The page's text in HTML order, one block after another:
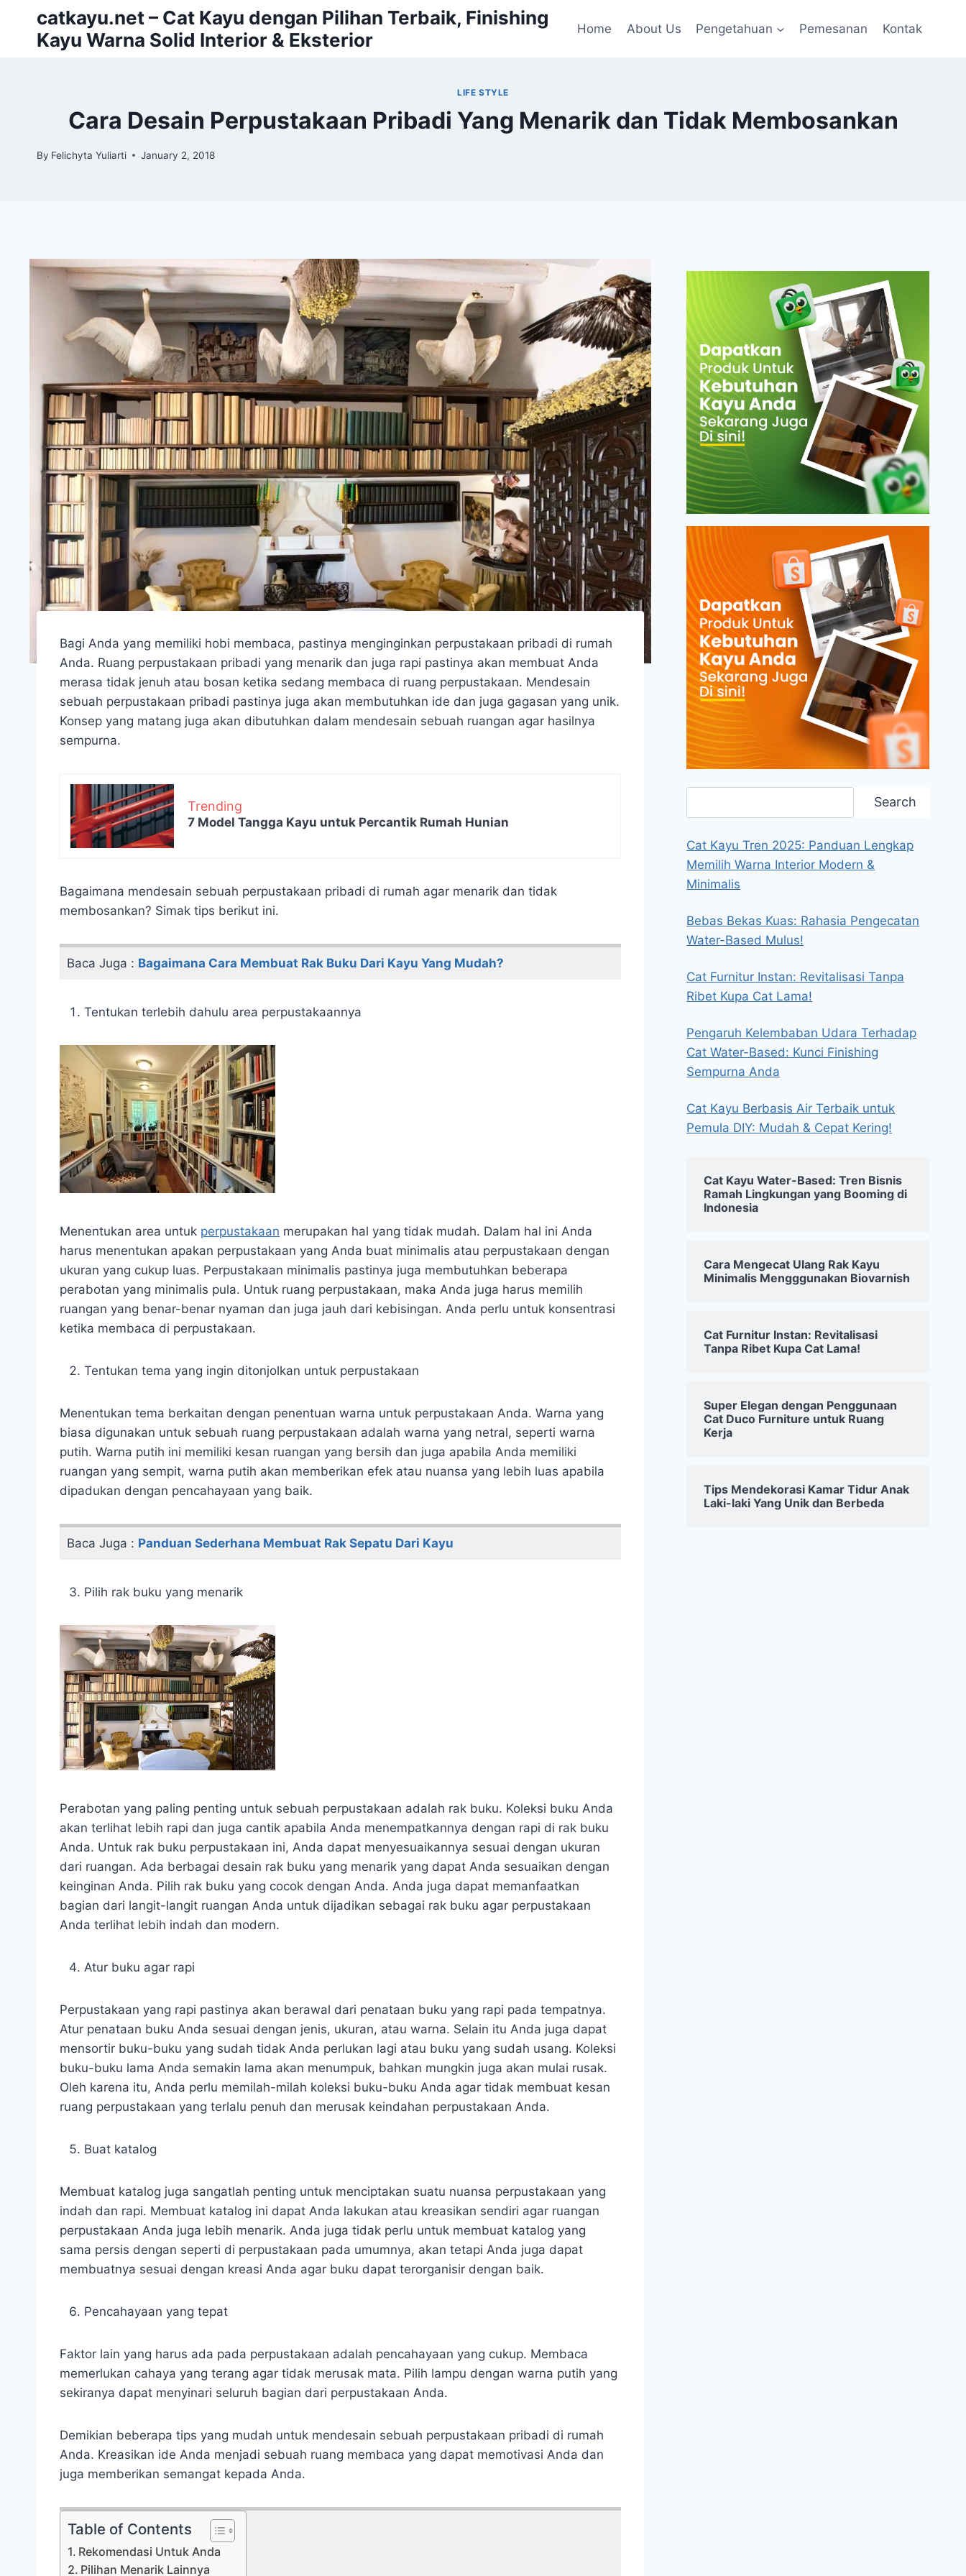
content
catkayu.net – Cat Kayu dengan Pilihan Terbaik, Finishing
Kayu Warna Solid Interior & Eksterior
Home About Us Pengetahuan Pemesanan Kontak
LIFE STYLE
Cara Desain Perpustakaan Pribadi Yang Menarik dan Tidak Membosankan
By Felichyta Yuliarti January 2, 2018
Bagi Anda yang memiliki hobi membaca, pastinya menginginkan perpustakaan pribadi di rumah
Anda. Ruang perpustakaan pribadi yang menarik dan juga rapi pastinya akan membuat Anda
merasa tidak jenuh atau bosan ketika sedang membaca di ruang perpustakaan. Mendesain
sebuah perpustakaan pribadi pastinya juga akan membutuhkan ide dan juga gagasan yang unik.
Konsep yang matang juga akan dibutuhkan dalam mendesain sebuah ruangan agar hasilnya
sempurna.
Trending
7 Model Tangga Kayu untuk Percantik Rumah Hunian
Bagaimana mendesain sebuah perpustakaan pribadi di rumah agar menarik dan tidak
membosankan? Simak tips berikut ini.
Baca Juga : Bagaimana Cara Membuat Rak Buku Dari Kayu Yang Mudah?
Tentukan terlebih dahulu area perpustakaannya
Menentukan area untuk perpustakaan merupakan hal yang tidak mudah. Dalam hal ini Anda
harus menentukan apakan perpustakaan yang Anda buat minimalis atau perpustakaan dengan
ukuran yang cukup luas. Perpustakaan minimalis pastinya juga membutuhkan beberapa
perabotan yang minimalis pula. Untuk ruang perpustakaan, maka Anda juga harus memilih
ruangan yang benar-benar nyaman dan juga jauh dari kebisingan. Anda perlu untuk konsentrasi
ketika membaca di perpustakaan.
Tentukan tema yang ingin ditonjolkan untuk perpustakaan
Menentukan tema berkaitan dengan penentuan warna untuk perpustakaan Anda. Warna yang
biasa digunakan untuk sebuah ruang perpustakaan adalah warna yang netral, seperti warna
putih. Warna putih ini memiliki kesan ruangan yang bersih dan juga apabila Anda memiliki
ruangan yang sempit, warna putih akan memberikan efek atau nuansa yang lebih luas apabila
dipadukan dengan pencahayaan yang baik.
Baca Juga : Panduan Sederhana Membuat Rak Sepatu Dari Kayu
Pilih rak buku yang menarik
Perabotan yang paling penting untuk sebuah perpustakaan adalah rak buku. Koleksi buku Anda
akan terlihat lebih rapi dan juga cantik apabila Anda menempatkannya dengan rapi di rak buku
Anda. Untuk rak buku perpustakaan ini, Anda dapat menyesuaikannya sesuai dengan ukuran
dari ruangan. Ada berbagai desain rak buku yang menarik yang dapat Anda sesuaikan dengan
keinginan Anda. Pilih rak buku yang cocok dengan Anda. Anda juga dapat memanfaatkan
bagian dari langit-langit ruangan Anda untuk dijadikan sebagai rak buku agar perpustakaan
Anda terlihat lebih indah dan modern.
Atur buku agar rapi
Perpustakaan yang rapi pastinya akan berawal dari penataan buku yang rapi pada tempatnya.
Atur penataan buku Anda sesuai dengan jenis, ukuran, atau warna. Selain itu Anda juga dapat
mensortir buku-buku yang sudah tidak Anda perlukan lagi atau buku yang sudah usang. Koleksi
buku-buku lama Anda semakin lama akan menumpuk, bahkan mungkin juga akan mulai rusak.
Oleh karena itu, Anda perlu memilah-milah koleksi buku-buku Anda agar tidak membuat kesan
ruang perpustakaan yang terlalu penuh dan merusak keindahan perpustakaan Anda.
Buat katalog
Membuat katalog juga sangatlah penting untuk menciptakan suatu nuansa perpustakaan yang
indah dan rapi. Membuat katalog ini dapat Anda lakukan atau kreasikan sendiri agar ruangan
perpustakaan Anda juga lebih menarik. Anda juga tidak perlu untuk membuat katalog yang
sama persis dengan seperti di perpustakaan pada umumnya, akan tetapi Anda juga dapat
membuatnya sesuai dengan kreasi Anda agar buku dapat terorganisir dengan baik.
Pencahayaan yang tepat
Faktor lain yang harus ada pada perpustakaan adalah pencahayaan yang cukup. Membaca
memerlukan cahaya yang terang agar tidak merusak mata. Pilih lampu dengan warna putih yang
sekiranya dapat menyinari seluruh bagian dari perpustakaan Anda.
Demikian beberapa tips yang mudah untuk mendesain sebuah perpustakaan pribadi di rumah
Anda. Kreasikan ide Anda menjadi sebuah ruang membaca yang dapat memotivasi Anda dan
juga memberikan semangat kepada Anda.
Table of Contents
Rekomendasi Untuk Anda
Pilihan Menarik Lainnya
Search
Cat Kayu Tren 2025: Panduan Lengkap
Memilih Warna Interior Modern &
Minimalis
Bebas Bekas Kuas: Rahasia Pengecatan
Water-Based Mulus!
Cat Furnitur Instan: Revitalisasi Tanpa
Ribet Kupa Cat Lama!
Pengaruh Kelembaban Udara Terhadap
Cat Water-Based: Kunci Finishing
Sempurna Anda
Cat Kayu Berbasis Air Terbaik untuk
Pemula DIY: Mudah & Cepat Kering!
Cat Kayu Water-Based: Tren Bisnis
Ramah Lingkungan yang Booming di
Indonesia
Cara Mengecat Ulang Rak Kayu
Minimalis Mengggunakan Biovarnish
Cat Furnitur Instan: Revitalisasi
Tanpa Ribet Kupa Cat Lama!
Super Elegan dengan Penggunaan
Cat Duco Furniture untuk Ruang
Kerja
Tips Mendekorasi Kamar Tidur Anak
Laki-laki Yang Unik dan Berbeda